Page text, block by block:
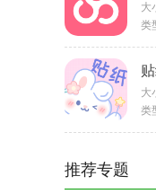
大
类
大
类
推荐专题